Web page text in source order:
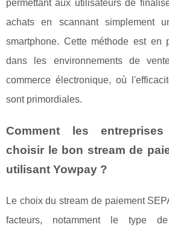
permettant aux utilisateurs de
achats en scannant simplement
smartphone. Cette méthode est en
dans les environnements de
commerce électronique, où
sont primordiales.
Comment les entreprises
choisir le bon stream de
utilisant Yowpay ?
Le choix du stream de paiement
facteurs, notamment le type